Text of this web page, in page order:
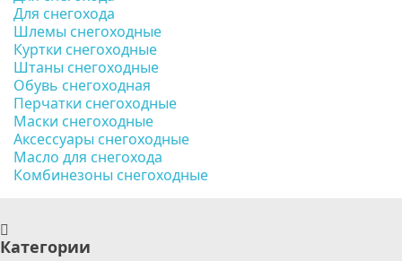
Для снегохода
Шлемы снегоходные
Куртки снегоходные
Штаны снегоходные
Обувь снегоходная
Перчатки снегоходные
Маски снегоходные
Аксессуары снегоходные
Масло для снегохода
Комбинезоны снегоходные
Категории